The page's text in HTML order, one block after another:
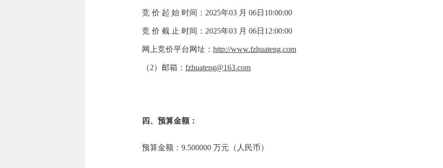
竞 价 起 始 时间：2025年03 月 06日10:00:00
竞 价 截 止 时间：2025年03 月 06日12:00:00
网上竞价平台网址： http://www.fzhuateng.com
（2）邮箱： fzhuateng@163.com
四、预算金额：
预算金额：9.500000 万元（人民币）